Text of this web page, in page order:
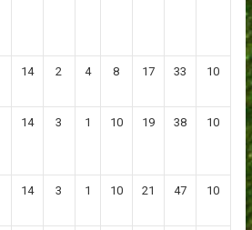
14 2 4 8 17 33 10
14 3 1 10 19 38 10
14 3 1 10 21 47 10